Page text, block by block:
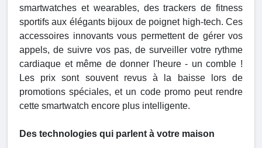
smartwatches et wearables, des trackers de fitness
sportifs aux élégants bijoux de poignet high-tech. Ces
accessoires innovants vous permettent de gérer vos
appels, de suivre vos pas, de surveiller votre rythme
cardiaque et même de donner l'heure - un comble !
Les prix sont souvent revus à la baisse lors de
promotions spéciales, et un code promo peut rendre
cette smartwatch encore plus intelligente.
Des technologies qui parlent à votre maison